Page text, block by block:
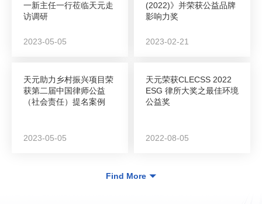
一新主任一行莅临天元走
访调研
2023-05-05
(2022)》并荣获公益品牌
影响力奖
2023-02-21
天元助力乡村振兴项目荣
获第二届中国律师公益
（社会责任）提名案例
2023-05-05
天元荣获CLECSS 2022
ESG 律所大奖之最佳环境
公益奖
2022-08-05
Find More